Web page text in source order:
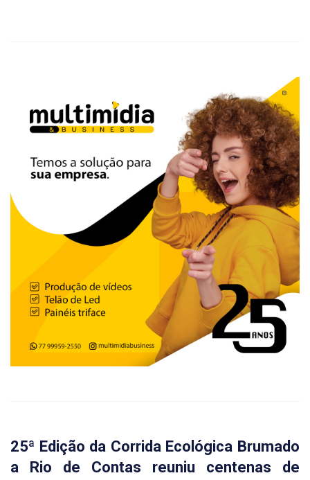
25ª Edição da Corrida Ecológica Brumado
a Rio de Contas reuniu centenas de